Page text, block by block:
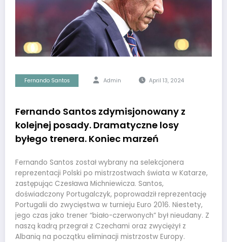
Fernando Santos Admin April 13, 2024
Fernando Santos zdymisjonowany z
kolejnej posady. Dramatyczne losy
byłego trenera. Koniec marzeń
Fernando Santos został wybrany na selekcjonera
reprezentacji Polski po mistrzostwach świata w Katarze,
zastępując Czesława Michniewicza. Santos,
doświadczony Portugalczyk, poprowadził reprezentację
Portugalii do zwycięstwa w turnieju Euro 2016. Niestety,
jego czas jako trener “biało-czerwonych” był nieudany. Z
naszą kadrą przegrał z Czechami oraz zwyciężył z
Albanią na początku eliminacji mistrzostw Europy.